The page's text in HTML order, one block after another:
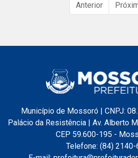
Anterior
Município de Mossoró | CNPJ:
Palácio da Resistência | Av. Alberto
CEP 59.600-195 -
Telefone: (84) 2140-